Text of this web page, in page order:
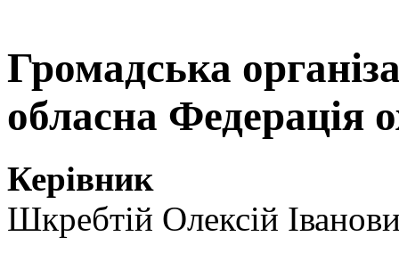
Громадська
обласна Федерація
Керівник
Шкребтій Олексій